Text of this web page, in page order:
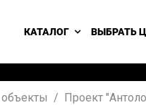
КАТАЛОГ ВЫБРАТЬ
Проект